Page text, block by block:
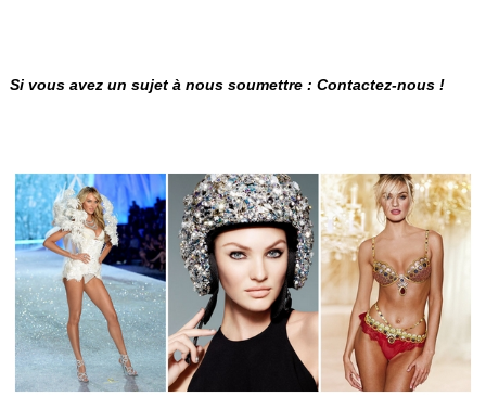
Si vous avez un sujet à nous soumettre : Contactez-nous !